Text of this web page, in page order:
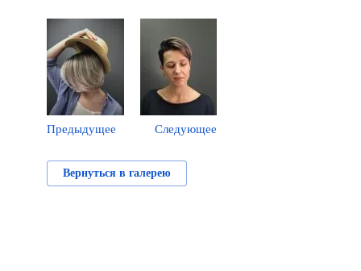
Предыдущее Следующее
Вернуться в галерею